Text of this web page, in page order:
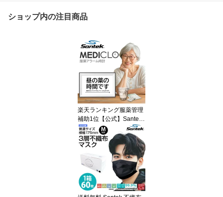
ショップ内の注目商品
楽天ランキング服薬管理
補助1位【公式】Santek
MEDICLO メディクロ 服
薬アラーム時計 服薬リマ
インダー お薬リマインダ
ー 音声アラーム 大画面 7
インチ 10.1インチ 15.6
インチ デジタル時計 カ
レンダー 高齢者 介護 認
知症 飲み忘れ防止 ギフ